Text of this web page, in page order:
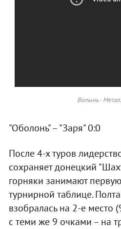
Волынь -
"Оболонь" – "Заря" 0:0
После 4-х туров
сохраняет донецкий
горняки занимают
турнирной таблице.
взобралась на 2-е место
с теми же 9 очками – на